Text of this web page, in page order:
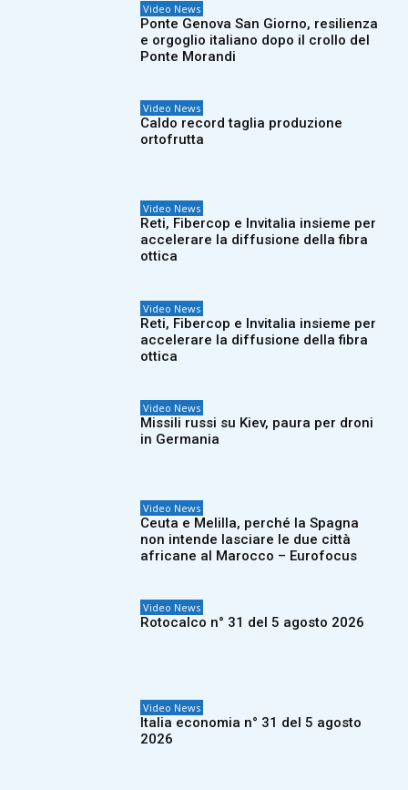
Video News
Ponte Genova San Giorno, resilienza
e orgoglio italiano dopo il crollo del
Ponte Morandi
Video News
Caldo record taglia produzione
ortofrutta
Video News
Reti, Fibercop e Invitalia insieme per
accelerare la diffusione della fibra
ottica
Video News
Reti, Fibercop e Invitalia insieme per
accelerare la diffusione della fibra
ottica
Video News
Missili russi su Kiev, paura per droni
in Germania
Video News
Ceuta e Melilla, perché la Spagna
non intende lasciare le due città
africane al Marocco – Eurofocus
Video News
Rotocalco n° 31 del 5 agosto 2026
Video News
Italia economia n° 31 del 5 agosto
2026